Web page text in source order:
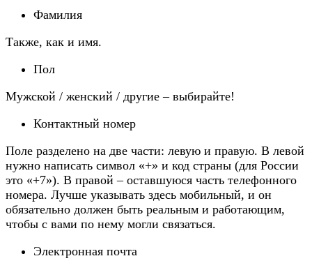
Фамилия
Также, как и имя.
Пол
Мужской / женский / другие – выбирайте!
Контактный номер
Поле разделено на две части: левую и правую. В левой
нужно написать символ «+» и код страны (для России
это «+7»). В правой – оставшуюся часть телефонного
номера. Лучше указывать здесь мобильный, и он
обязательно должен быть реальным и работающим,
чтобы с вами по нему могли связаться.
Электронная почта